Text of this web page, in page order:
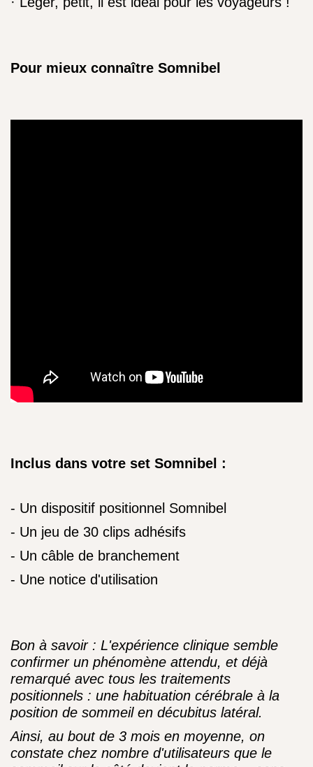
Pour mieux connaître Somnibel
Inclus dans votre set Somnibel :
- Un dispositif positionnel Somnibel
- Un jeu de 30 clips adhésifs
- Un câble de branchement
- Une notice d'utilisation
Bon à savoir : L'expérience clinique semble
confirmer un phénomène attendu, et déjà
remarqué avec tous les traitements
positionnels : une habituation cérébrale à la
position de sommeil en décubitus latéral.
Ainsi, au bout de 3 mois en moyenne, on
constate chez nombre d'utilisateurs que le